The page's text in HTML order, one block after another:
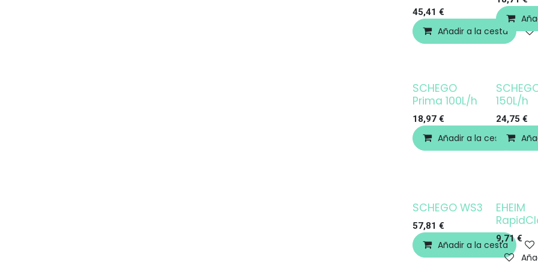
45,41 €
Añadir a la cesta
SCHEGO
Prima 100L/h
18,97 €
Añadir a la cesta
150L/h
24,75 €
SCHEGO WS3
57,81 €
Añadir a la cesta
¡OFERTA!
EHEIM
9,71€